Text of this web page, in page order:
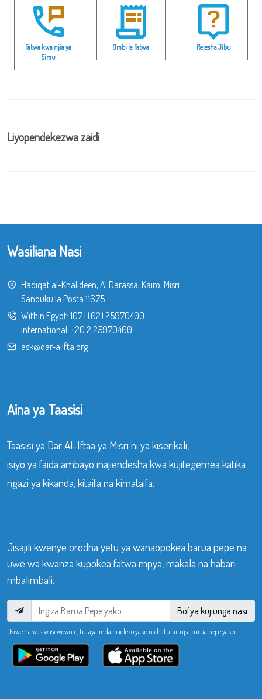
Fatwa kwa njia ya
Simu
Ombi la Fatwa Rejesha Jibu
Liyopendekezwa zaidi
Wasiliana Nasi
Hadiqat al-Khalideen, Al Darassa, Kairo, Misri.
Sanduku la Posta 11675
Within Egypt: 107| (02) 25970400
International: +20 2 25970400
ask@dar-alifta.org
Aina ya Taasisi
Taasisi ya Dar Al-Iftaa ya Misri ni ya kiserikali,
isiyo ya faida ambayo inajiendesha kwa kujitegemea katika
ngazi ya kikanda, kitaifa na kimataifa.
Jisajili kwenye orodha yetu ya wanaopokea barua pepe na
uwe wa kwanza kupokea fatwa mpya, makala na habari
mbalimbali.
Bofya kujiunga nasi
Usiwe na wasiwasi wowote, tutayalinda maelezo yako na hatutaitupa barua pepe yako.